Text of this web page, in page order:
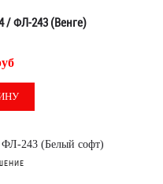
/ ФЛ-243 (Венге)